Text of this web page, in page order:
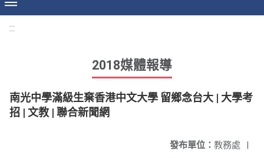
:::
2018媒體報導
南光中學滿級生棄香港中文大學 留鄉念台大 | 大學考
招 | 文教 | 聯合新聞網
發布單位： 教務處 |